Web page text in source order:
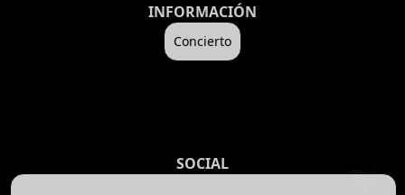
INFORMACIÓN
Concierto
SOCIAL